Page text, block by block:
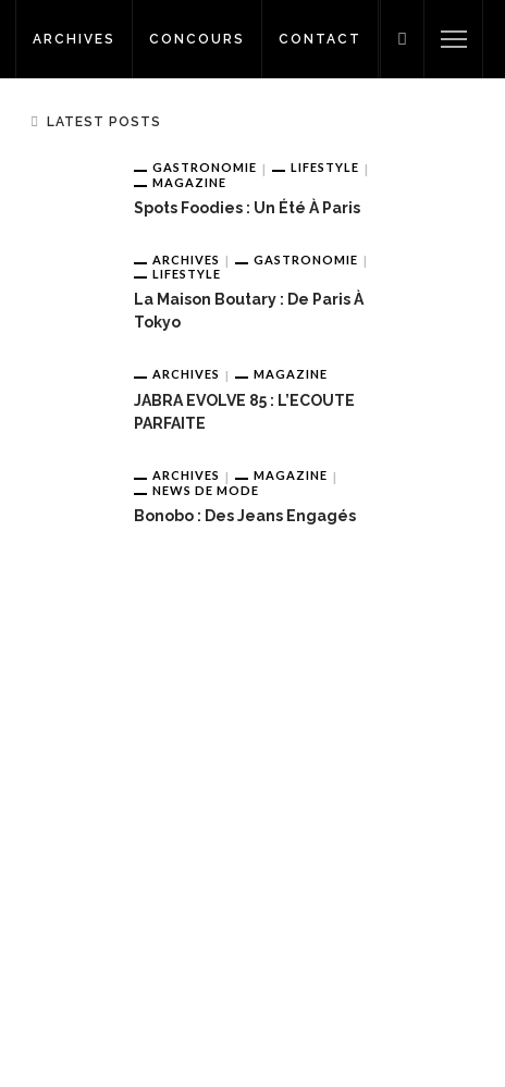
ARCHIVES CONCOURS CONTACT
LATEST POSTS
GASTRONOMIE
LIFESTYLE
MAGAZINE
Spots Foodies : Un Été À Paris
ARCHIVES
GASTRONOMIE
LIFESTYLE
La Maison Boutary : De Paris À
Tokyo
ARCHIVES MAGAZINE
JABRA EVOLVE 85 : L’ECOUTE
PARFAITE
ARCHIVES
MAGAZINE
NEWS DE MODE
Bonobo : Des Jeans Engagés